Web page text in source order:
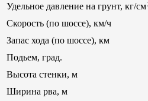
Удельное давление на грунт, кг/см;
Скорость (по шоссе), км/ч
Запас хода (по шоссе), км
Подьем, град.
Высота стенки, м
Ширина рва, м